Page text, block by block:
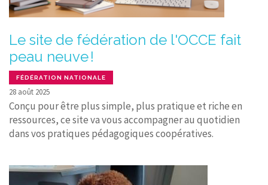
Le site de fédération de l'OCCE fait
peau neuve !
FÉDÉRATION NATIONALE
28 août 2025
Conçu pour être plus simple, plus pratique et riche en
ressources, ce site va vous accompagner au quotidien
dans vos pratiques pédagogiques coopératives.